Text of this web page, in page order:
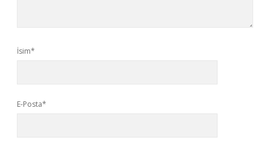
İsim*
E-Posta*